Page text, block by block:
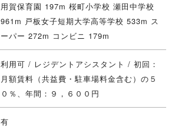
用賀保育園 197m 桜町小学校 瀬田中学校
961m 戸板女子短期大学高等学校 533m ス
ーパー 272m コンビニ 179m
利用可 / レジデントアシスタント / 初回：
月額賃料（共益費・駐車場料金含む）の５
０％、年間：９，６００円
有